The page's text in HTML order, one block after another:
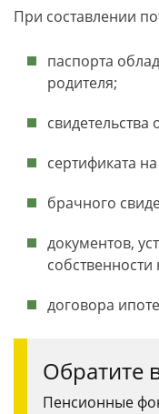
При составлении
паспорта
родителя;
сертификата
брачного
документов,
договора
Обратите
Пенсионные